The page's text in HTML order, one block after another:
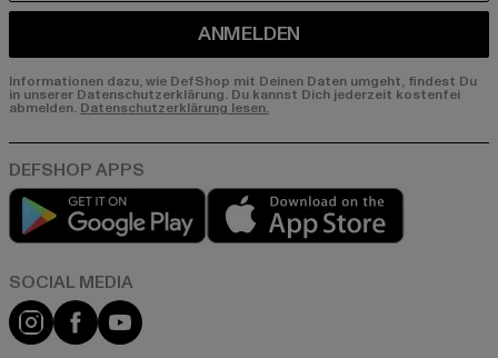
ANMELDEN
Informationen dazu, wie DefShop mit Deinen Daten umgeht, findest Du
in unserer Datenschutzerklärung. Du kannst Dich jederzeit kostenfei
abmelden. Datenschutzerklärung lesen.
Play market
Instagram
FacebookYouTube